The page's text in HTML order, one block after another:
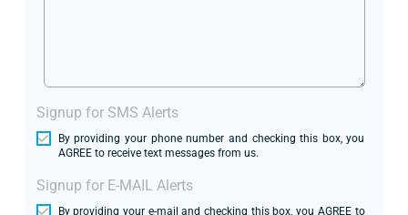
Signup for SMS Alerts
By providing your phone number and checking this box, you
AGREE to receive text messages from us.
Signup for E-MAIL Alerts
By providing your e-mail and checking this box, you AGREE to